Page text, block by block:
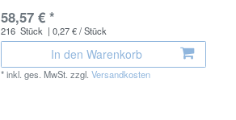
58,57 € *
216 Stück | 0,27 € / Stück
In den Warenkorb
*inkl. ges. MwSt. zzgl.Versandkosten